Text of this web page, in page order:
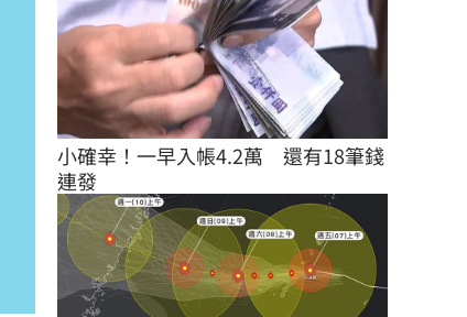
小確幸！一早入帳4.2萬　還有18筆錢
連發